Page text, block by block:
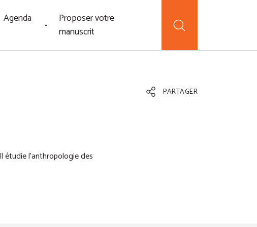
Agenda
Proposer votre
manuscrit
étudie l'anthropologie des
PARTAGER